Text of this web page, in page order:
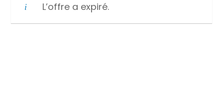
L’offre a expiré.